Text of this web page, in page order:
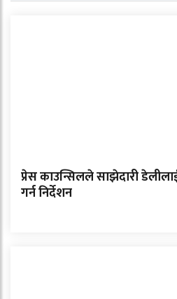
प्रेस काउन्सिलले साझेदारी
गर्न निर्देशन